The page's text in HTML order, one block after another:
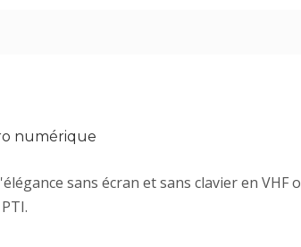
numérique
sans écran et sans clavier en VHF